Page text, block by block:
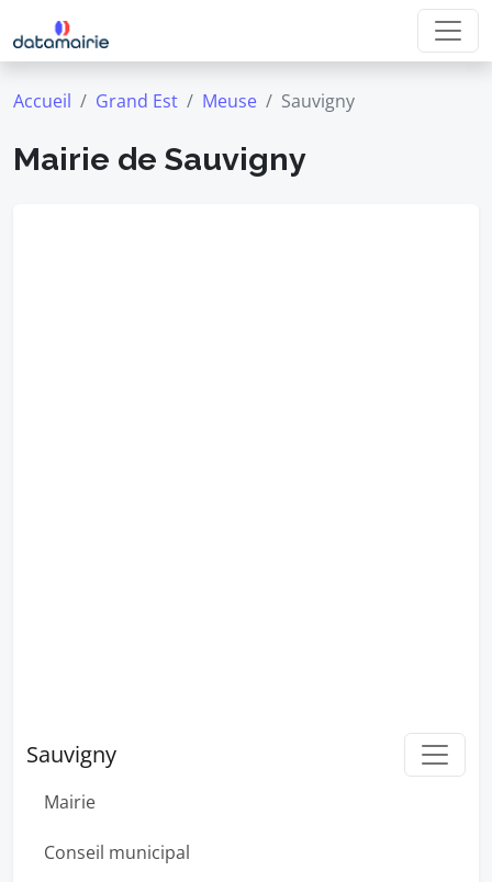
Accueil Grand Est Meuse Sauvigny
Mairie de Sauvigny
Sauvigny
Mairie
Conseil municipal